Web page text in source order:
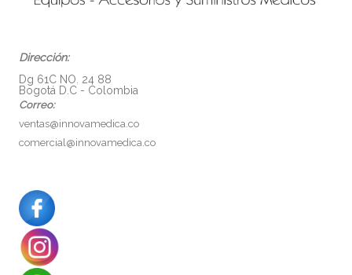
Dirección:
Dg 61C NO. 24 88
Bogotá D.C - Colombia
Correo:
ventas@innovamedica.co
comercial@innovamedica.co